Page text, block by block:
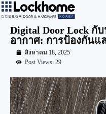
Digital Door Lock
อากาศ: การป้องกันแ
สิงหาคม 18, 2025
Post Views: 29